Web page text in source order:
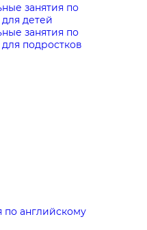
занятия по
детей
занятия по
подростков
по английскому